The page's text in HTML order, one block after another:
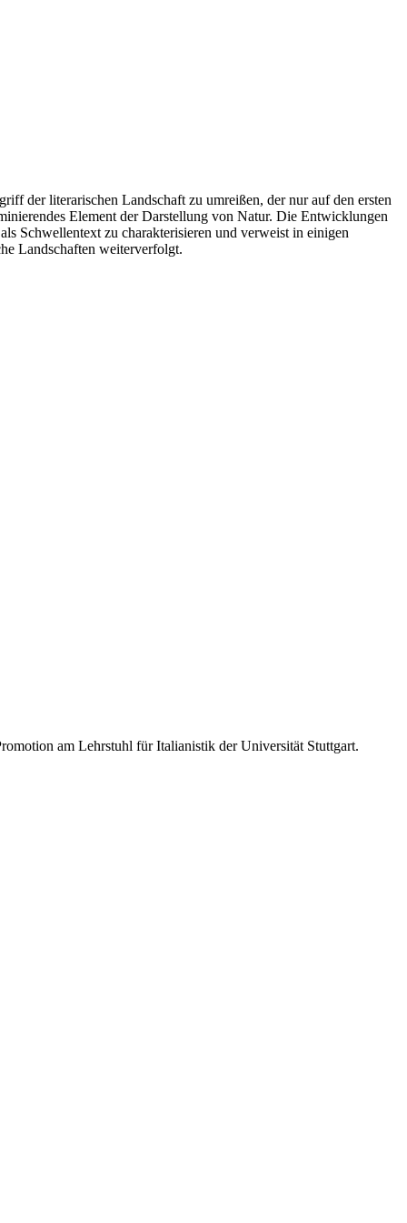
der literarischen Landschaft zu umreißen, der nur auf den ersten
Element der Darstellung von Natur. Die Entwicklungen
Schwellentext zu charakterisieren und verweist in einigen
Landschaften weiterverfolgt.
am Lehrstuhl für Italianistik der Universität Stuttgart.